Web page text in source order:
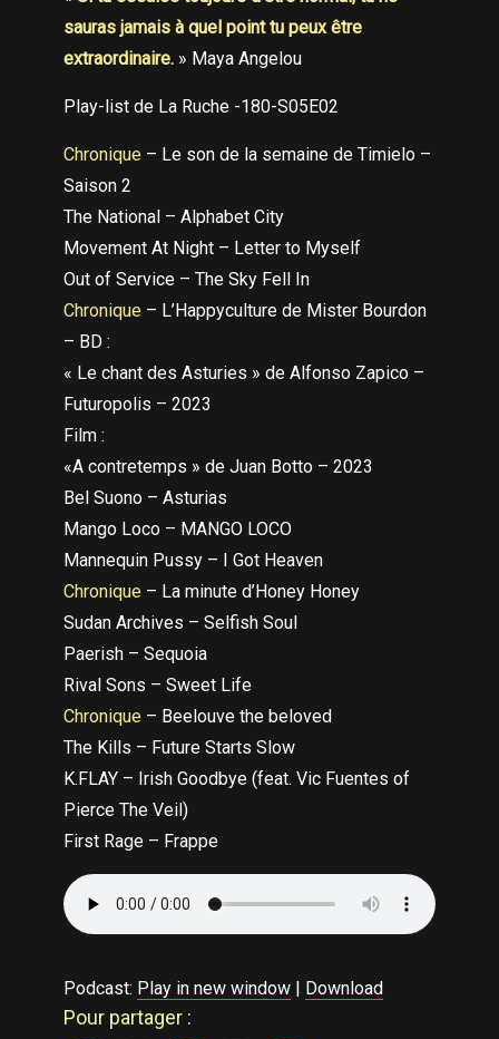
sauras jamais à quel point tu peux être
extraordinaire. » Maya Angelou
Play-list de La Ruche -180-S05E02
Chronique – Le son de la semaine de Timielo –
Saison 2
The National – Alphabet City
Movement At Night – Letter to Myself
Out of Service – The Sky Fell In
Chronique – L’Happyculture de Mister Bourdon
– BD :
« Le chant des Asturies » de Alfonso Zapico –
Futuropolis – 2023
Film :
«A contretemps » de Juan Botto – 2023
Bel Suono – Asturias
Mango Loco – MANGO LOCO
Mannequin Pussy – I Got Heaven
Chronique – La minute d’Honey Honey
Sudan Archives – Selfish Soul
Paerish – Sequoia
Rival Sons – Sweet Life
Chronique – Beelouve the beloved
The Kills – Future Starts Slow
K.FLAY – Irish Goodbye (feat. Vic Fuentes of
Pierce The Veil)
First Rage – Frappe
Podcast: Play in new window | Download
Pour partager :